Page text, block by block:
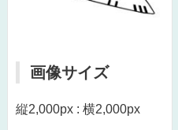
画像サイズ
縦2,000px : 横2,000px